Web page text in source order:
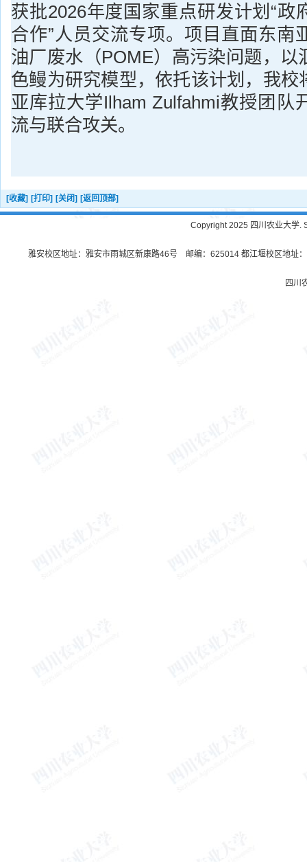
获批2026年度国家重点研发计划“政
合作”人员交流专项。项目直面东南
油厂废水（POME）高污染问题，以
色鳗为研究模型，依托该计划，我校
亚库拉大学Ilham Zulfahmi教授团队
流与联合攻关。
[收藏] [打印] [关闭] [返回顶部]
Copyright 2025 四川农业大学.
雅安校区地址：雅安市雨城区新康路46号 邮编：625014 都江堰校区地址
四川